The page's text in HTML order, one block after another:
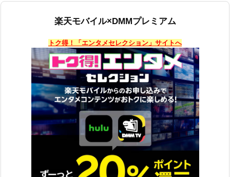
楽天モバイル×DMMプレミアム
トク得！「エンタメセレクション」サイトへ